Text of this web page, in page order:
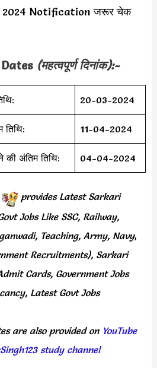
Notification जरूर चेक
(महत्वपूर्ण दिनांक):-
20-03-2024
तिथि: 11-04-2024
की अंतिम तिथि: 04-04-2024
provides Latest Sarkari
Jobs Like SSC, Railway,
Teaching, Army, Navy,
Recruitments), Sarkari
Cards, Government Jobs
Latest Govt Jobs
are also provided onYouTube
study channel